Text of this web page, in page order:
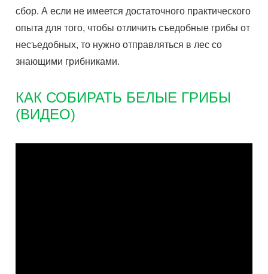
сбор. А если не имеется достаточного практического
опыта для того, чтобы отличить съедобные грибы от
несъедобных, то нужно отправляться в лес со
знающими грибниками.
КАК СОБИРАТЬ БЕЛЫЕ ГРИБЫ
(ВИДЕО)